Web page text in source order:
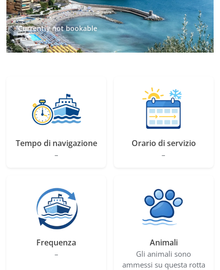
Currently not bookable
Tempo di navigazione
–
Orario di servizio
–
Frequenza
–
Animali
Gli animali sono
ammessi su questa rotta